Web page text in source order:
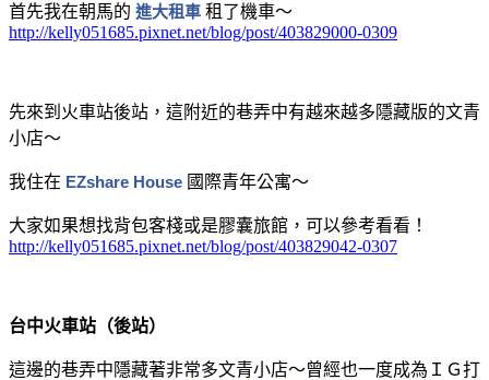
首先我在朝馬的 進大租車 租了機車～
http://kelly051685.pixnet.net/blog/post/403829000-0309
先來到火車站後站，這附近的巷弄中有越來越多隱藏版的文青
小店～
我住在 EZshare House 國際青年公寓～
大家如果想找背包客棧或是膠囊旅館，可以參考看看！
http://kelly051685.pixnet.net/blog/post/403829042-0307
台中火車站（後站）
這邊的巷弄中隱藏著非常多文青小店～曾經也一度成為ＩＧ打